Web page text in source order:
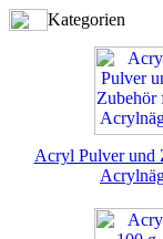
Kategorien
Acryl Pulver und